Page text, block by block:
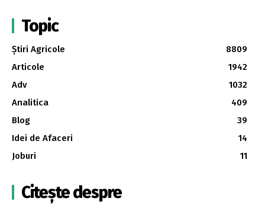
Topic
Știri Agricole
8809
Articole
1942
Adv
1032
Analitica
409
Blog
39
Idei de Afaceri
14
Joburi
11
Citește despre